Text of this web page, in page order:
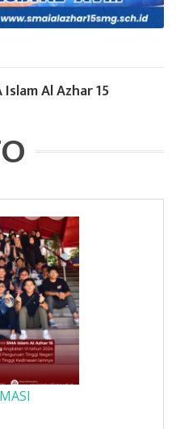
Al Azhar 15